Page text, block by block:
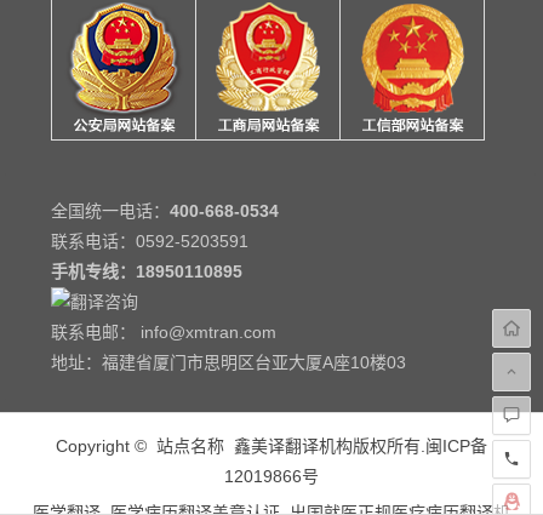
全国统一电话：400-668-0534
联系电话：0592-5203591
手机专线： 18950110895
联系电邮： info@xmtran.com
地址：福建省厦门市思明区台亚大厦A座10楼03
Copyright © 站点名称 鑫美译翻译机构版权所有.闽ICP备
12019866号